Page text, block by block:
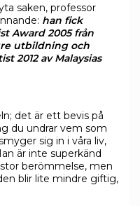
saken, professor
han fick
Award 2005 från
utbildning och
2012 av Malaysias
det är ett bevis på
du undrar vem som
sig in i våra liv,
är inte superkänd
berömmelse, men
blir lite mindre giftig,